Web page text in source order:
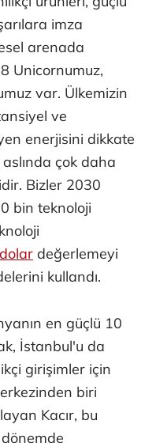
imza
arenada
Unicornumuz,
var. Ülkemizin
ve
enerjisini dikkate
aslında çok daha
Bizler 2030
bin teknoloji
dolar değerlemeyi
kullandı.
en güçlü 10
İstanbul'u da
girişimler için
biri
Kacır, bu